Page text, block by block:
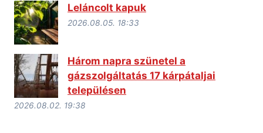
Leláncolt kapuk
2026.08.05. 18:33
Három napra szünetel a
gázszolgáltatás 17 kárpátaljai
településen
2026.08.02. 19:38